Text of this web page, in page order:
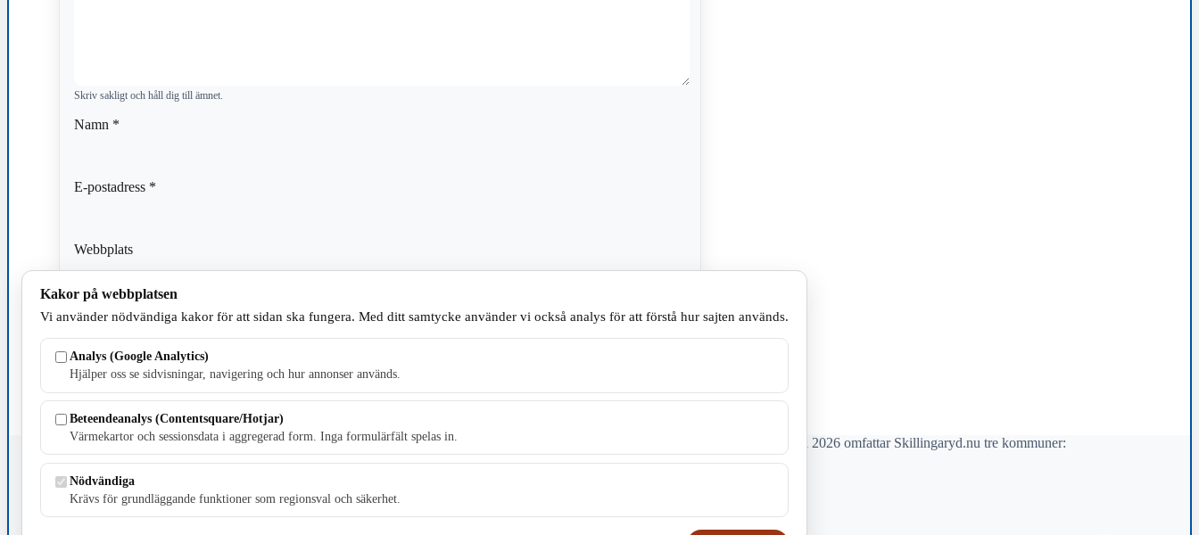
Skriv sakligt och håll dig till ämnet.
Namn *
E-postadress *
Webbplats
Spara mitt namn, min e-postadress och webbplats i denna webbläsare till nästa gång jag skriver en
Fristående webbtidningsföretag grundat 1991 som sedan 2002 ger ut tidningen Skillingaryd.nu och 2010 lanserades Värnamo.nu. Från april 2026 omfattar Skillingaryd.nu tre kommuner:
Gnosjö, Värnamo och Vaggeryds kommun.
Postadress: Gisslaköp 1, 568 92 Skillingaryd
Kakor på webbplatsen
Vi använder nödvändiga kakor för att sidan ska fungera. Med ditt samtycke använder vi också analys för att förstå hur sajten används.
Analys (Google Analytics)
Hjälper oss se sidvisningar, navigering och hur annonser används.
Beteendeanalys (Contentsquare/Hotjar)
Värmekartor och sessionsdata i aggregerad form. Inga formulärfält spelas in.
Nödvändiga
Krävs för grundläggande funktioner som regionsval och säkerhet.